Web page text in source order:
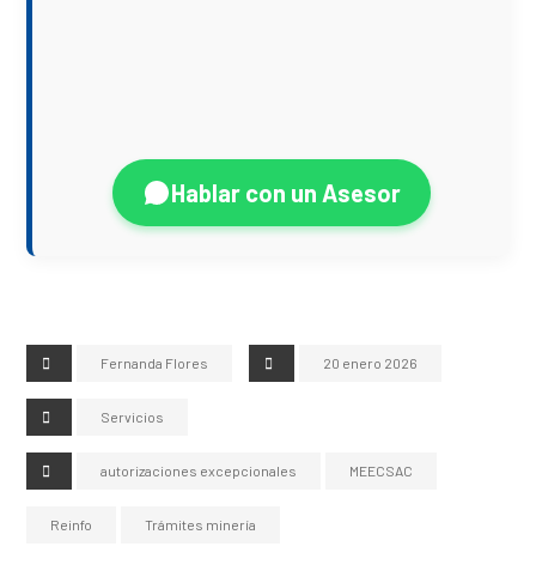
Hablar con un Asesor
Fernanda Flores 20 enero 2026
Servicios
autorizaciones excepcionales MEECSAC
Reinfo Trámites minería